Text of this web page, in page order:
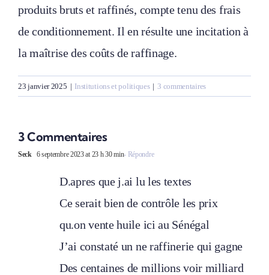
produits bruts et raffinés, compte tenu des frais
de conditionnement. Il en résulte une incitation à
la maîtrise des coûts de raffinage.
23 janvier 2025 | Institutions et politiques | 3 commentaires
3 Commentaires
Seck 6 septembre 2023 at 23 h 30 min- Répondre
D.apres que j.ai lu les textes
Ce serait bien de contrôle les prix
qu.on vente huile ici au Sénégal
J’ai constaté un ne raffinerie qui gagne
Des centaines de millions voir milliard